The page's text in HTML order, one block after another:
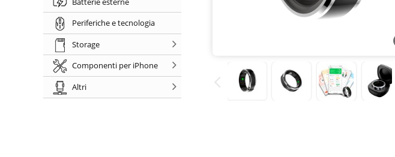
Periferiche e tecnologia
Storage
Componenti per iPhone
Altri